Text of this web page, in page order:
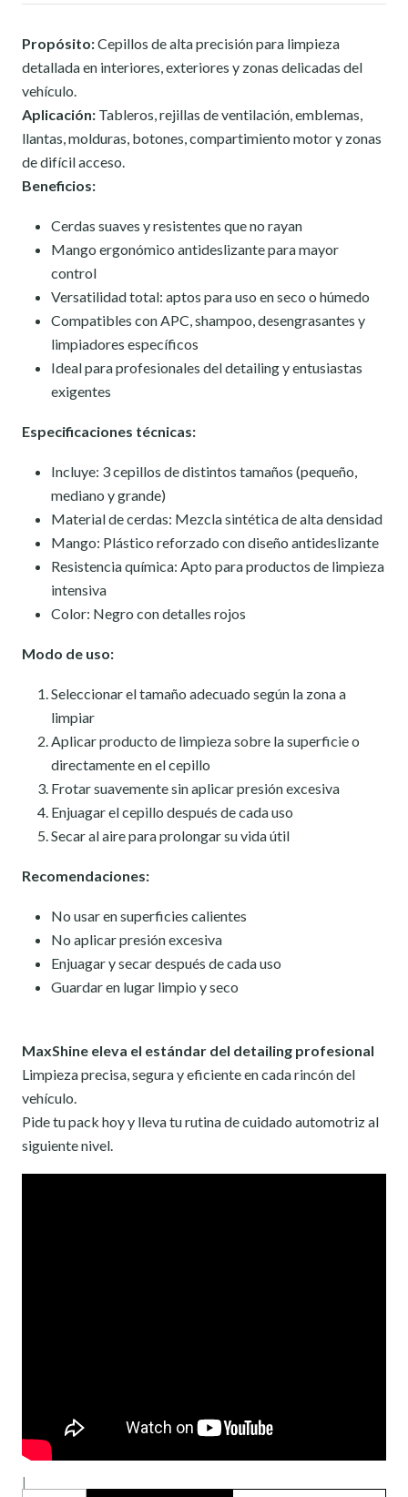
Propósito:Cepillos de alta precisión para limpieza
detallada en interiores, exteriores y zonas delicadas del
vehículo.
Aplicación: Tableros, rejillas de ventilación, emblemas,
llantas, molduras, botones, compartimiento motor y zonas
de difícil acceso.
Beneficios:
Cerdas suaves y resistentes que no rayan
Mango ergonómico antideslizante para mayor
control
Versatilidad total: aptos para uso en seco o húmedo
Compatibles con APC, shampoo, desengrasantes y
limpiadores específicos
Ideal para profesionales del detailing y entusiastas
exigentes
Especificaciones técnicas:
Incluye: 3 cepillos de distintos tamaños (pequeño,
mediano y grande)
Material de cerdas: Mezcla sintética de alta densidad
Mango: Plástico reforzado con diseño antideslizante
Resistencia química: Apto para productos de limpieza
intensiva
Color: Negro con detalles rojos
Modo de uso:
Seleccionar el tamaño adecuado según la zona a
limpiar
Aplicar producto de limpieza sobre la superficie o
directamente en el cepillo
Frotar suavemente sin aplicar presión excesiva
Enjuagar el cepillo después de cada uso
Secar al aire para prolongar su vida útil
Recomendaciones:
No usar en superficies calientes
No aplicar presión excesiva
Enjuagar y secar después de cada uso
Guardar en lugar limpio y seco
MaxShine eleva el estándar del detailing profesional
Limpieza precisa, segura y eficiente en cada rincón del
vehículo.
Pide tu pack hoy y lleva tu rutina de cuidado automotriz al
siguiente nivel.